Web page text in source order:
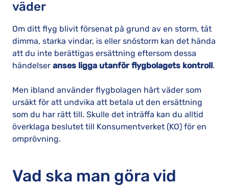
väder
Om ditt flyg blivit försenat på grund av en storm, tät
dimma, starka vindar, is eller snöstorm kan det hända
att du inte berättigas ersättning eftersom dessa
händelser anses ligga utanför flygbolagets kontroll.
Men ibland använder flygbolagen hårt väder som
ursäkt för att undvika att betala ut den ersättning
som du har rätt till. Skulle det inträffa kan du alltid
överklaga beslutet till Konsumentverket (KO) för en
omprövning.
Vad ska man göra vid